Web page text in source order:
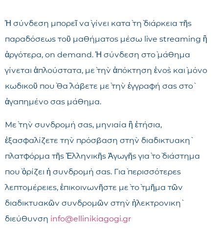
Ἡ σύνδεση μπορεῖ νὰ γίνει κατὰ τὴ διάρκεια τῆς
παραδόσεως τοῦ μαθήματος μέσω live streaming ἢ
ἀργότερα, on demand. Ἡ σύνδεση στὸ μάθημα
γίνεται ἁπλούστατα, μὲ τὴν ἀπόκτηση ἑνὸς καὶ μόνο
κωδικοῦ ποὺ θὰ λάβετε μὲ τὴν ἐγγραφή σας στὸ
ἀγαπημένο σας μάθημα.
Μὲ τὴν συνδρομή σας, μηνιαία ἢ ἐτήσια,
ἐξασφαλίζετε τὴν πρόσβαση στὴν διαδικτυακὴ
πλατφόρμα τῆς Ἑλληνικῆς Ἀγωγῆς γιὰ τὸ διάστημα
ποὺ ὁρίζει ἡ συνδρομή σας. Γιὰ περισσότερες
λεπτομέρειες, ἐπικοινωνῆστε μὲ τὸ τμῆμα τῶν
διαδικτυακῶν συνδρομῶν στὴν ἠλεκτρονικὴ
διεύθυνση info@ellinikiagogi.gr